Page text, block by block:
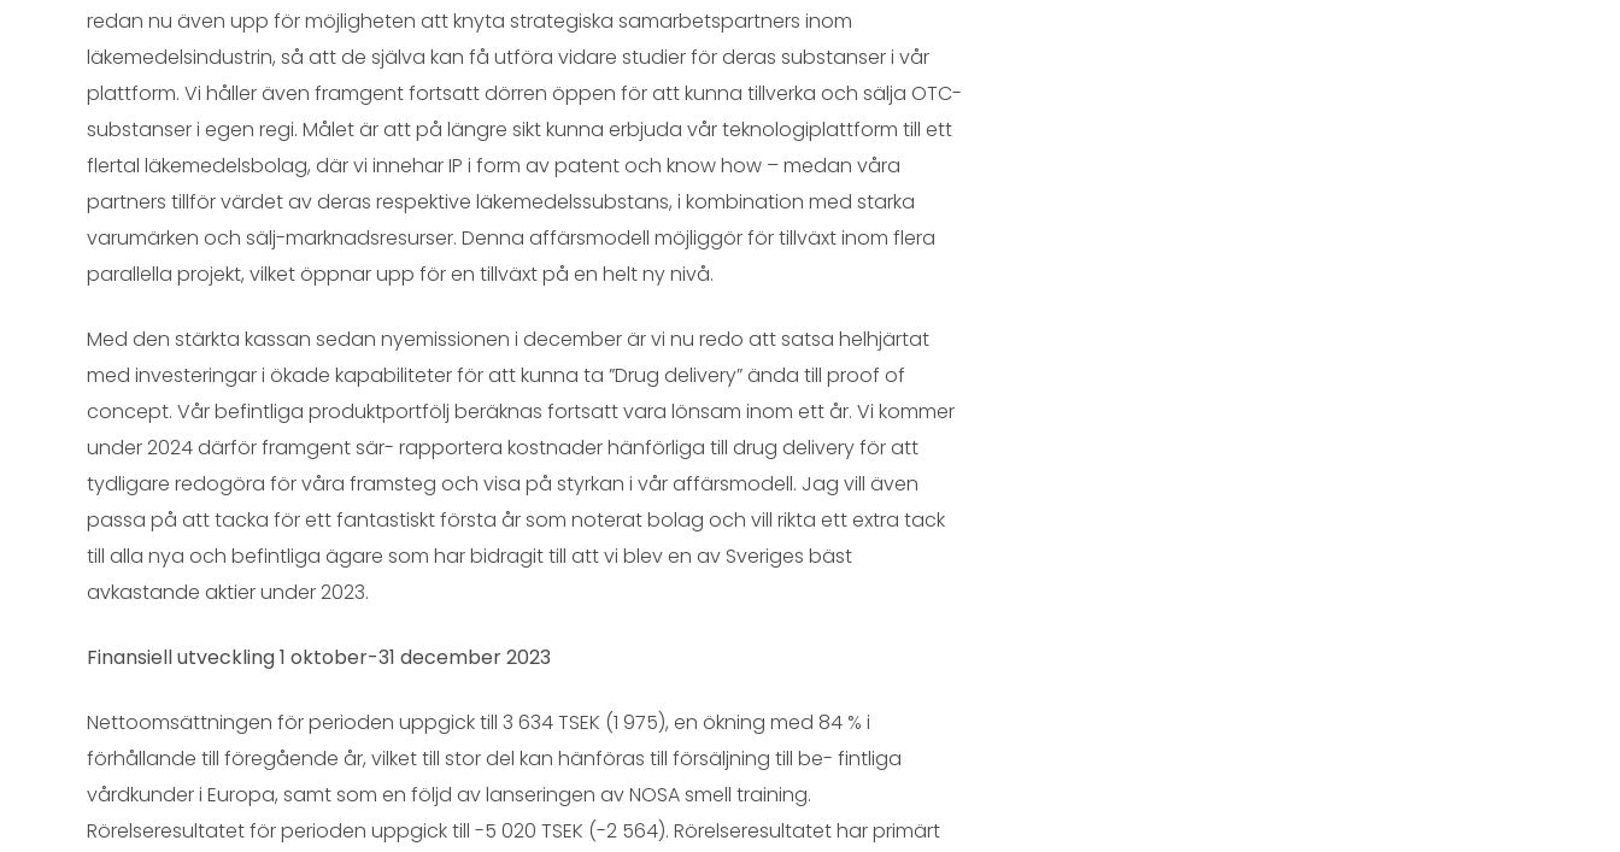
redan nu även upp för möjligheten att knyta strategiska samarbetspartners inom
läkemedelsindustrin, så att de själva kan få utföra vidare studier för deras substanser i vår
plattform. Vi håller även framgent fortsatt dörren öppen för att kunna tillverka och sälja OTC-
substanser i egen regi. Målet är att på längre sikt kunna erbjuda vår teknologiplattform till ett
flertal läkemedelsbolag, där vi innehar IP i form av patent och know how – medan våra
partners tillför värdet av deras respektive läkemedelssubstans, i kombination med starka
varumärken och sälj-marknadsresurser. Denna affärsmodell möjliggör för tillväxt inom flera
parallella projekt, vilket öppnar upp för en tillväxt på en helt ny nivå.
Med den stärkta kassan sedan nyemissionen i december är vi nu redo att satsa helhjärtat
med investeringar i ökade kapabiliteter för att kunna ta ”Drug delivery” ända till proof of
concept. Vår befintliga produktportfölj beräknas fortsatt vara lönsam inom ett år. Vi kommer
under 2024 därför framgent sär- rapportera kostnader hänförliga till drug delivery för att
tydligare redogöra för våra framsteg och visa på styrkan i vår affärsmodell. Jag vill även
passa på att tacka för ett fantastiskt första år som noterat bolag och vill rikta ett extra tack
till alla nya och befintliga ägare som har bidragit till att vi blev en av Sveriges bäst
avkastande aktier under 2023.
Finansiell utveckling 1 oktober-31 december 2023
Nettoomsättningen för perioden uppgick till 3 634 TSEK (1 975), en ökning med 84 % i
förhållande till föregående år, vilket till stor del kan hänföras till försäljning till be- fintliga
vårdkunder i Europa, samt som en följd av lanseringen av NOSA smell training.
Rörelseresultatet för perioden uppgick till -5 020 TSEK (-2 564). Rörelseresultatet har primärt